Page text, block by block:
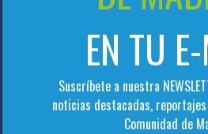
EN TU
Suscríbete a nuestra
noticias destacadas,
Comunidad de